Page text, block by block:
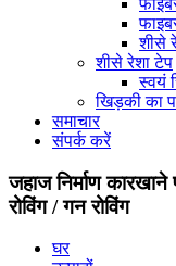
शीसे
शीसे रेशा टेप
स्वयं
खिड़की का
समाचार
संपर्क करें
जहाज निर्माण
रोविंग / गन रोविंग
घर